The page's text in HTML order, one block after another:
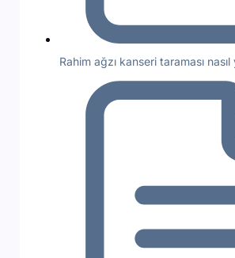
Rahim ağzı kanseri taraması nasıl